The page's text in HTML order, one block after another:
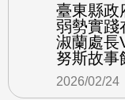
臺東縣政
弱勢實踐
淑蘭處長
努斯故事
2026/02/24